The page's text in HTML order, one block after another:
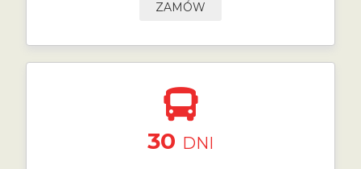
ZAMÓW
30 DNI